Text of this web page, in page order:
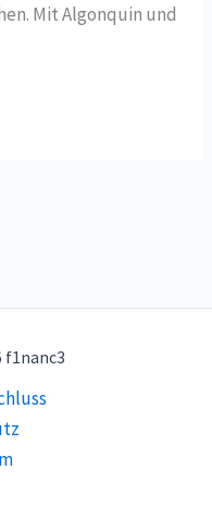
Mit Algonquin und